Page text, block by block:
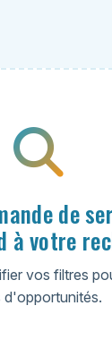
de
à votre
vos filtres
d'opportunités.